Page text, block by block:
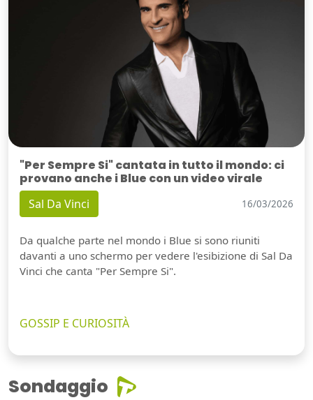
"Per Sempre Si" cantata in tutto il mondo: ci
provano anche i Blue con un video virale
Sal Da Vinci 16/03/2026
Da qualche parte nel mondo i Blue si sono riuniti
davanti a uno schermo per vedere l'esibizione di Sal Da
Vinci che canta "Per Sempre Si".
GOSSIP E CURIOSITÀ
Sondaggio